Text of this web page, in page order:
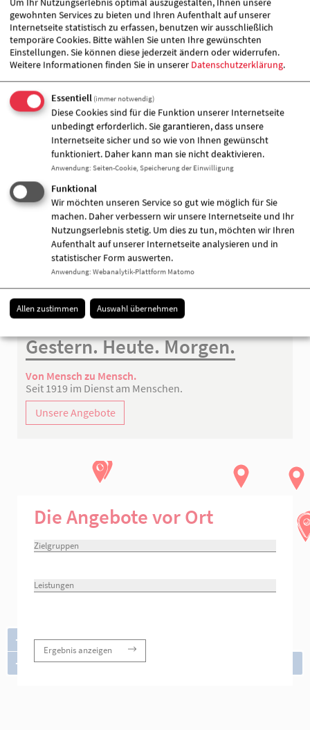
27.07.2026
Kitaassistent*in, Kita- und Schulassist
ent*in (m/w/d)
27.07.2026
Erzieher*in, Sozialpädagogische Fachk
raft, Sozialpädagogin * Sozialpädagog
e, Sozialarbeiter*in (m/w/d)
27.07.2026
Erzieher*in, Erzieherische Fachkraft
(m/w/d)
Gestalten Sie Ihre berufliche
Zukunft mit uns.
weiterlesen
Gestern. Heute. Morgen.
Von Mensch zu Mensch.
Seit 1919 im Dienst am Menschen.
Unsere Angebote
Die Angebote vor Ort
Ergebnis anzeigen
+
−
gewohnten Services zu bieten und Ihren Aufenthalt auf unserer
Internetseite statistisch zu erfassen, benutzen wir ausschließlich
temporäre Cookies. Bitte wählen Sie unten Ihre gewünschten
Einstellungen. Sie können diese jederzeit ändern oder widerrufen.
Weitere Informationen finden Sie in unserer Datenschutzerklärung.
Essentiell (immer notwendig)
Diese Cookies sind für die Funktion unserer Internetseite
unbedingt erforderlich. Sie garantieren, dass unsere
Internetseite sicher und so wie von Ihnen gewünscht
funktioniert. Daher kann man sie nicht deaktivieren.
Anwendung: Seiten-Cookie, Speicherung der Einwilligung
Funktional
Wir möchten unseren Service so gut wie möglich für Sie
machen. Daher verbessern wir unsere Internetseite und Ihr
Nutzungserlebnis stetig. Um dies zu tun, möchten wir Ihren
Aufenthalt auf unserer Internetseite analysieren und in
statistischer Form auswerten.
Anwendung: Webanalytik-Plattform Matomo
Allen zustimmen Auswahl übernehmen